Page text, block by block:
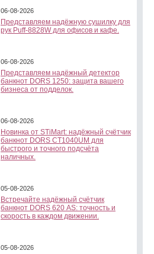
06-08-2026
Представляем надёжную сушилку для
рук Puff-8828W для офисов и кафе.
06-08-2026
Представляем надёжный детектор
банкнот DORS 1250: защита вашего
бизнеса от подделок.
06-08-2026
Новинка от STiMart: надёжный счётчик
банкнот DORS CT1040UM для
быстрого и точного подсчёта
наличных.
05-08-2026
Встречайте надёжный счётчик
банкнот DORS 620 АS: точность и
скорость в каждом движении.
05-08-2026